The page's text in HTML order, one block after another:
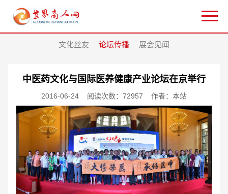
文化丝友 论坛传播 展会见闻
中医药文化与国际医养健康产业论坛在京举行
2016-06-24 阅读次数：72957 作者：本站